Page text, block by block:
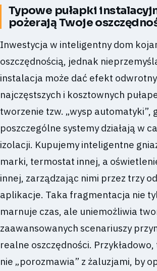
Typowe pułapki
pożerają Twoje
Inwestycja w inteligentny dom
oszczędnością, jednak
instalacja może dać efekt
najczęstszych i kosztownych
tworzenie tzw. „wysp automatyki”,
poszczególne systemy działają w
izolacji. Kupujemy inteligentne
marki, termostat innej, a
innej, zarządzając nimi przez trzy
aplikacje. Taka fragmentacja nie
marnuje czas, ale uniemożliwia
zaawansowanych scenariuszy
realne oszczędności.
nie „porozmawia” z żaluzjami, by